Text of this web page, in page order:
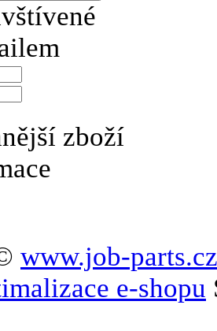
zboží
www.job-parts.cz
e-shopu